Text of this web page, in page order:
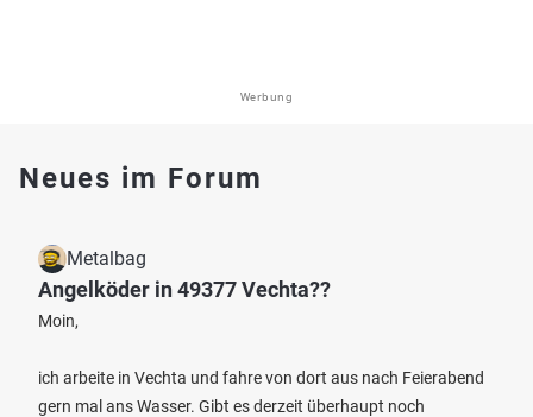
Werbung
Neues im Forum
Metalbag
Angelköder in 49377 Vechta??
Moin,
ich arbeite in Vechta und fahre von dort aus nach Feierabend
gern mal ans Wasser. Gibt es derzeit überhaupt noch